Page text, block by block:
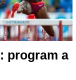
program a